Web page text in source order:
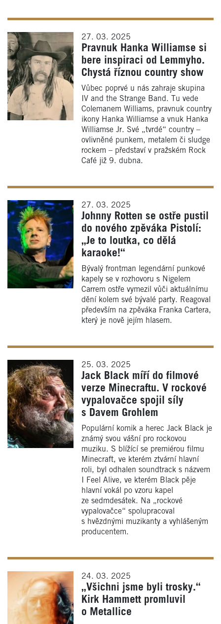
27. 03. 2025
Pravnuk Hanka Williamse si
bere inspiraci od Lemmyho.
Chystá říznou country show
Vůbec poprvé u nás zahraje skupina
IV and the Strange Band. Tu vede
Colemanem Williams, pravnuk country
ikony Hanka Williamse a vnuk Hanka
Williamse Jr. Své „tvrdé“ country –
ovlivněné punkem, metalem či sludge
rockem – představí v pražském Rock
Café již 9. dubna.
27. 03. 2025
Johnny Rotten se ostře pustil
do nového zpěváka Pistolí:
„Je to loutka, co dělá
karaoke!“
Bývalý frontman legendární punkové
kapely se v rozhovoru s Nigelem
Carrem ostře vymezil vůči aktuálnímu
dění kolem své bývalé party. Reagoval
především na zpěváka Franka Cartera,
který je nově jejím hlasem.
25. 03. 2025
Jack Black míří do filmové
verze Minecraftu. V rockové
vypalovačce spojil síly
s Davem Grohlem
Populární komik a herec Jack Black je
známý svou vášní pro rockovou
muziku. S blížící se premiérou filmu
Minecraft, ve kterém ztvární hlavní
roli, byl odhalen soundtrack s názvem
I Feel Alive, ve kterém Black pěje
hlavní vokál po vzoru kapel
ze sedmdesátek. Na „rockové
vypalovačce“ spolupracoval
s hvězdnými muzikanty a vyhlášeným
producentem.
24. 03. 2025
„Všichni jsme byli trosky.“
Kirk Hammett promluvil
o Metallice